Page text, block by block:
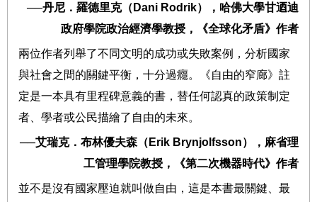
──丹尼．羅德里克（ Dani Rodrik），哈佛大學甘迺迪
政府學院政治經濟學教授，《全球化矛盾》作者
兩位作者列舉了不同文明的成功或失敗案例，分析國家
與社會之間的關鍵平衡，十分過癮。《自由的窄廊》註
定是一本具有里程碑意義的書，替任何認真的政策制定
者、學者或公民描繪了自由的未來。
──艾瑞克．布林優夫森（ Erik Brynjolfsson），麻省理
工管理學院教授，《第二次機器時代》作者
並不是沒有國家壓迫就叫做自由，這是本書最關鍵、最